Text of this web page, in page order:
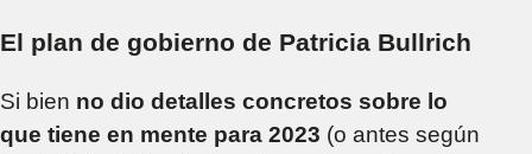
El plan de gobierno de Patricia Bullrich
Si bien no dio detalles concretos sobre lo
que tiene en mente para 2023 (o antes según